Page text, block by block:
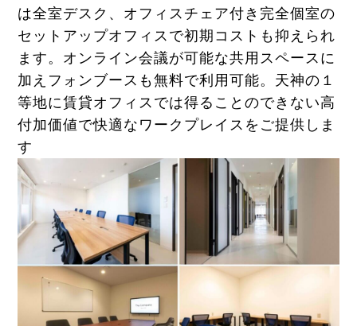
は全室デスク、オフィスチェア付き完全個室の
セットアップオフィスで初期コストも抑えられ
ます。オンライン会議が可能な共用スペースに
加えフォンブースも無料で利用可能。天神の１
等地に賃貸オフィスでは得ることのできない高
付加価値で快適なワークプレイスをご提供しま
す